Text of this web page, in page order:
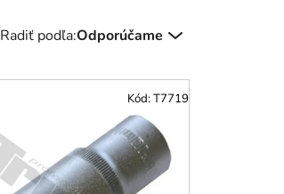
Radiť podľa:Odporúčame
Kód:T7719